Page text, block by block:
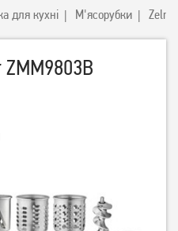
для кухні М'ясорубки